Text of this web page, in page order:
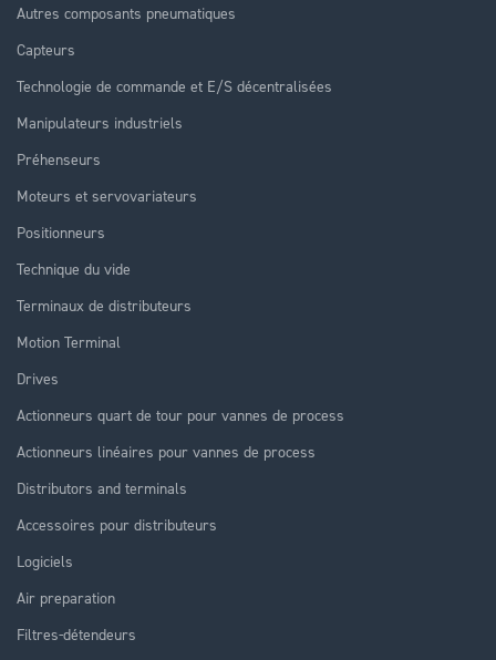
Autres composants pneumatiques
Capteurs
Technologie de commande et E/S décentralisées
Manipulateurs industriels
Préhenseurs
Moteurs et servovariateurs
Positionneurs
Technique du vide
Terminaux de distributeurs
Motion Terminal
Drives
Actionneurs quart de tour pour vannes de process
Actionneurs linéaires pour vannes de process
Distributors and terminals
Accessoires pour distributeurs
Logiciels
Air preparation
Filtres-détendeurs